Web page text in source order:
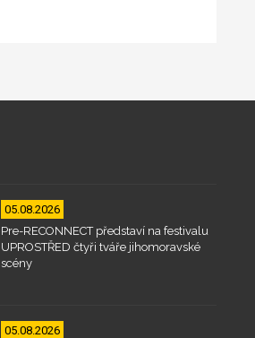
05.08.2026
Pre-RECONNECT představí na festivalu
UPROSTŘED čtyři tváře jihomoravské
scény
05.08.2026